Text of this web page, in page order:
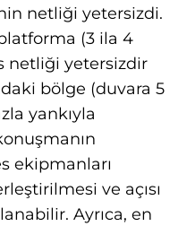
netliği yetersizdi.
(3 ila 4
netliği yetersizdir
bölge (duvara 5
yankıyla
ekipmanları
ve açısı
Ayrıca, en